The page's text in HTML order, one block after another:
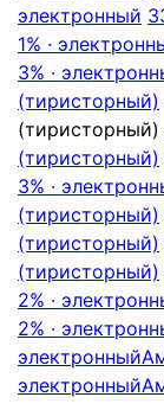
электронный
1% ·
3% ·
(тиристорный)
(тиристорный)
(тиристорный)
3% ·
(тиристорный)
(тиристорный)
(тиристорный)
2% ·
2% ·
электронный
электронный